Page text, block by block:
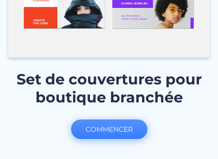
Set de couvertures pour
boutique branchée
COMMENCER